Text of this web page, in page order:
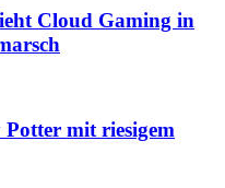
Cloud Gaming in
mit riesigem